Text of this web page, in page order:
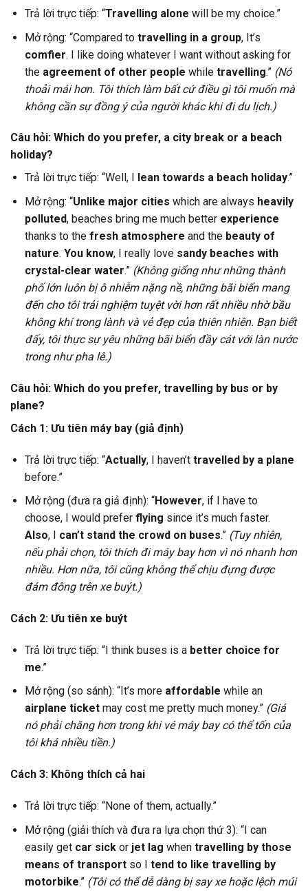
Trả lời trực tiếp: “Travelling alone will be my choice.”
Mở rộng: “Compared to travelling in a group, It’s
comfier. I like doing whatever I want without asking for
the agreement of other people while travelling.” (Nó
thoải mái hơn. Tôi thích làm bất cứ điều gì tôi muốn mà
không cần sự đồng ý của người khác khi đi du lịch.)
Câu hỏi: Which do you prefer, a city break or a beach
holiday?
Trả lời trực tiếp: “Well, I
lean towards a beach holiday.”
Mở rộng: “Unlike major cities which are always heavily
polluted, beaches bring me much better experience
thanks to the fresh atmosphere and the beauty of
nature. You know, I really love sandy beaches with
crystal-clear water.” (Không giống như những thành
phố lớn luôn bị ô nhiễm nặng nề, những bãi biển mang
đến cho tôi trải nghiệm tuyệt vời hơn rất nhiều nhờ bầu
không khí trong lành và vẻ đẹp của thiên nhiên. Bạn biết
đấy, tôi thực sự yêu những bãi biển đầy cát với làn nước
trong như pha lê.)
Câu hỏi: Which do you prefer, travelling by bus or by
plane?
Cách 1: Ưu tiên máy bay (giả định)
Trả lời trực tiếp: “Actually, I haven’t travelled by a plane
before.”
Mở rộng (đưa ra giả định): “However, if I have to
choose, I would prefer flying since it’s much faster.
Also, I can’t stand the crowd on buses.” (Tuy nhiên,
nếu phải chọn, tôi thích đi máy bay hơn vì nó nhanh hơn
nhiều. Hơn nữa, tôi cũng không thể chịu đựng được
đám đông trên xe buýt.)
Cách 2: Ưu tiên xe buýt
Trả lời trực tiếp: “I think buses is a better choice for
me.”
Mở rộng (so sánh): “It’s more affordable while an
airplane ticketmay cost me pretty much money.” (Giá
nó phải chăng hơn trong khi vé máy bay có thể tốn của
tôi khá nhiều tiền.)
Cách 3: Không thích cả hai
Trả lời trực tiếp: “None of them, actually.”
Mở rộng (giải thích và đưa ra lựa chọn thứ 3): “I can
easily get car sickor jet lag when travelling by those
means of transportso I tend to like travelling by
motorbike.” (Tôi có thể dễ dàng bị say xe hoặc lệch múi